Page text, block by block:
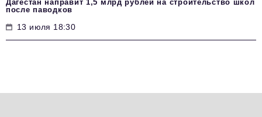
Дагестан направит 1,5 млрд рублей на строительство школ
после паводков
13 июля 18:30